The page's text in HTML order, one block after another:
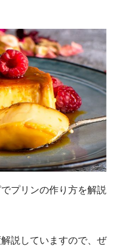
プリンの作り方を解説
説していますので、ぜ